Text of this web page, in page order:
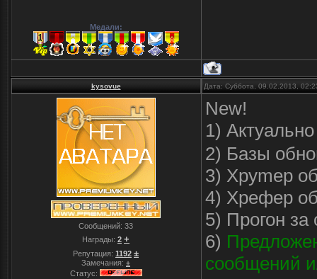
Медали:
kysovue Дата: Суббота, 09.02.2013,
Сообщений: 33
Награды: 2 +
Репутация: 1192 ±
Замечания: ±
Статус:
New!
1)
2) Базы
3) Хpymep
4) Хрефер
5) Прогон
6)
сообщений